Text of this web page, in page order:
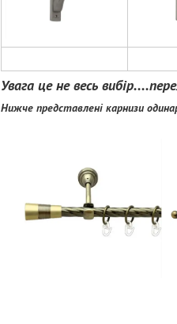
Увага це не весь
Нижче представлені карнизи